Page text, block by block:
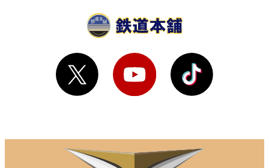
金融機関へお振り込みいたします。
（手数料当社負担）
（口座の名義や番号相違等により、お
振り込みが遅れる場合がございます。
また、第六条４項の定めにより、ご承
買取金額にご承諾いただいた際は、買
取商品と引き換えにお振り込みさせて